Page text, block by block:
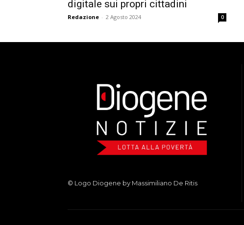
digitale sui propri cittadini
Redazione - 2 Agosto 2024 0
© Logo Diogene by Massimiliano De Ritis